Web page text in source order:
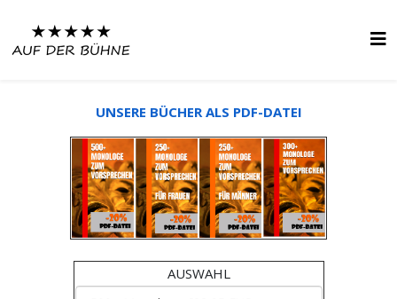
UNSERE BÜCHER ALS PDF-DATEI
AUSWAHL